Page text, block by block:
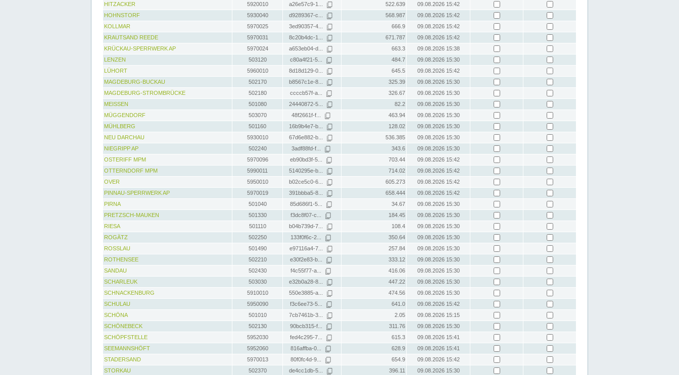
HITZACKER
5920010 a26e57c9-1... 522.639
09.08.2026 15:42
HOHNSTORF
5930040 d9289367-c... 568.987
09.08.2026 15:42
KOLLMAR
5970025 3ed90357-4... 666.9
09.08.2026 15:42
KRAUTSAND REEDE
5970031 8c20b4dc-1... 671.787
09.08.2026 15:42
KRÜCKAU-SPERRWERK AP
5970024 a653eb04-d... 663.3
09.08.2026 15:38
LENZEN
503120 c80a4f21-5... 484.7
09.08.2026 15:30
LÜHORT
5960010 8d18d129-0... 645.5
09.08.2026 15:42
MAGDEBURG-BUCKAU
502170 b8567c1e-8... 325.39
09.08.2026 15:30
MAGDEBURG-STROMBRÜCKE
502180 ccccb57f-a... 326.67
09.08.2026 15:30
MEISSEN
501080 24440872-5... 82.2
09.08.2026 15:30
MÜGGENDORF
503070 48f2661f-f... 463.94
09.08.2026 15:30
MÜHLBERG
501160 16b9b4e7-b... 128.02
09.08.2026 15:30
NEU DARCHAU
5930010 67d6e882-b... 536.385
09.08.2026 15:30
NIEGRIPP AP
502240 3adf88fd-f... 343.6
09.08.2026 15:30
OSTERIFF MPM
5970096 eb90bd3f-5... 703.44
09.08.2026 15:42
OTTERNDORF MPM
5990011 5140295e-b... 714.02
09.08.2026 15:42
OVER
5950010 b02ce5c0-6... 605.273
09.08.2026 15:42
PINNAU-SPERRWERK AP
5970019 391bbba5-8... 658.444
09.08.2026 15:42
PIRNA
501040 85d686f1-5... 34.67
09.08.2026 15:30
PRETZSCH-MAUKEN
501330 f3dc8f07-c... 184.45
09.08.2026 15:30
RIESA
501110 b04b739d-7... 108.4
09.08.2026 15:30
ROGÄTZ
502250 133f0f6c-2... 350.64
09.08.2026 15:30
ROSSLAU
501490 e97116a4-7... 257.84
09.08.2026 15:30
ROTHENSEE
502210 e30f2e83-b... 333.12
09.08.2026 15:30
SANDAU
502430 f4c55f77-a... 416.06
09.08.2026 15:30
SCHARLEUK
503030 e32b0a28-8... 447.22
09.08.2026 15:30
SCHNACKENBURG
5910010 550e3885-a... 474.56
09.08.2026 15:30
SCHULAU
5950090 f3c6ee73-5... 641.0
09.08.2026 15:42
SCHÖNA
501010 7cb7461b-3... 2.05
09.08.2026 15:15
SCHÖNEBECK
502130 90bcb315-f... 311.76
09.08.2026 15:30
SCHÖPFSTELLE
5952030 fed4c295-7... 615.3
09.08.2026 15:41
SEEMANNSHÖFT
5952060 816affba-0... 628.9
09.08.2026 15:41
STADERSAND
5970013 80f0fc4d-9... 654.9
09.08.2026 15:42
STORKAU
502370 de4cc1db-5... 396.11 09.08.2026 15:30